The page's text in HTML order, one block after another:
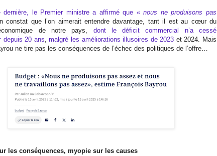
dernière, le Premier ministre a affirmé que «nous ne produisons pas
constat que l’on aimerait entendre davantage, tant il est au cœur du
de notre pays, dont le déficit commercial n’a cessé
depuis 20 ans ,malgré les améliorations illusoires de 2023 et 2024. Mais
ne tire pas les conséquences de l’échec des politiques de l’offre…
les conséquences, myopie sur les causes